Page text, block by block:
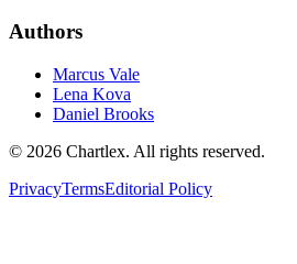
Authors
Marcus Vale
Lena Kova
Daniel Brooks
© 2026 Chartlex. All rights reserved.
PrivacyTermsEditorial Policy